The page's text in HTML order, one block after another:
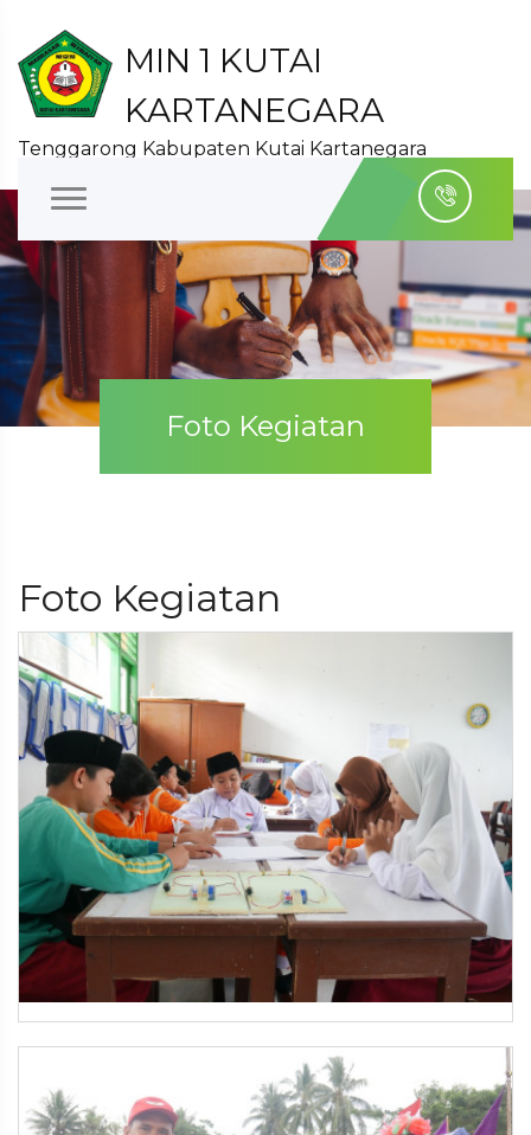
MIN 1 KUTAI
KARTANEGARA
Tenggarong Kabupaten Kutai Kartanegara
Foto Kegiatan
Foto Kegiatan